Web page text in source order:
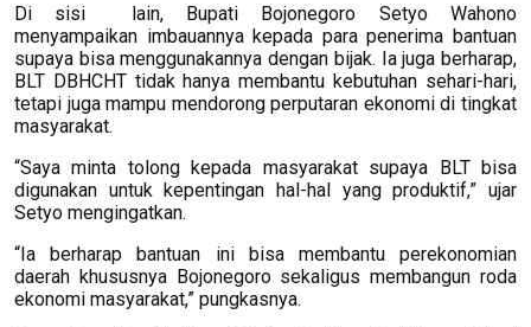
Di sisi lain, Bupati Bojonegoro Setyo Wahono
menyampaikan imbauannya kepada para penerima bantuan
supaya bisa menggunakannya dengan bijak. Ia juga berharap,
BLT DBHCHT tidak hanya membantu kebutuhan sehari-hari,
tetapi juga mampu mendorong perputaran ekonomi di tingkat
masyarakat.
“Saya minta tolong kepada masyarakat supaya BLT bisa
digunakan untuk kepentingan hal-hal yang produktif,” ujar
Setyo mengingatkan.
“Ia berharap bantuan ini bisa membantu perekonomian
daerah khususnya Bojonegoro sekaligus membangun roda
ekonomi masyarakat,” pungkasnya.